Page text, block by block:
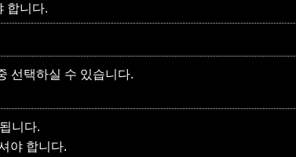
합니다.
선택하실 수 있습니다.
니다.
야 합니다.